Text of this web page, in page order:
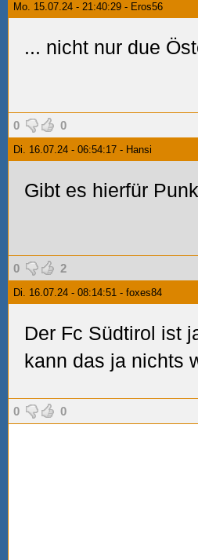
Mo. 15.07.24 - 21:40:29 - Eros56
... nicht nur due
0 0
Di. 16.07.24 - 06:54:17 - Hansi
Gibt es hierfür
0 2
Di. 16.07.24 - 08:14:51 - foxes84
Der Fc Südtirol ist
kann das ja nichts
0 0